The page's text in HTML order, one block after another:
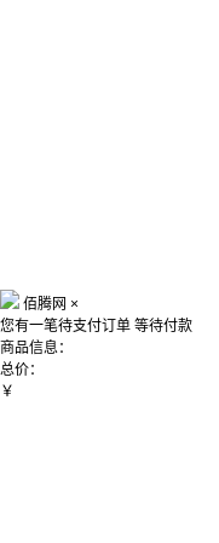
佰腾网 ×
您有一笔待支付订单 等待付款
商品信息：
总价：
￥